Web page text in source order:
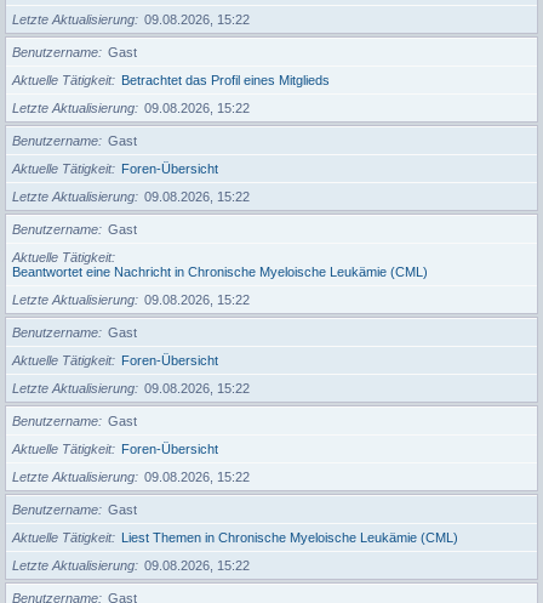
Letzte Aktualisierung
09.08.2026, 15:22
Benutzername
Gast
Aktuelle Tätigkeit
Betrachtet das Profil eines Mitglieds
Letzte Aktualisierung
09.08.2026, 15:22
Benutzername
Gast
Aktuelle Tätigkeit
Foren-Übersicht
Letzte Aktualisierung
09.08.2026, 15:22
Benutzername
Gast
Aktuelle Tätigkeit
Beantwortet eine Nachricht in Chronische Myeloische Leukämie (CML)
Letzte Aktualisierung
09.08.2026, 15:22
Benutzername
Gast
Aktuelle Tätigkeit
Foren-Übersicht
Letzte Aktualisierung
09.08.2026, 15:22
Benutzername
Gast
Aktuelle Tätigkeit
Foren-Übersicht
Letzte Aktualisierung
09.08.2026, 15:22
Benutzername
Gast
Aktuelle Tätigkeit
Liest Themen in Chronische Myeloische Leukämie (CML)
Letzte Aktualisierung
09.08.2026, 15:22
Benutzername Gast